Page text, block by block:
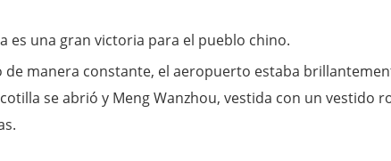
es una gran victoria para el pueblo chino.
manera constante, el aeropuerto estaba
se abrió y Meng Wanzhou, vestida con un vestido